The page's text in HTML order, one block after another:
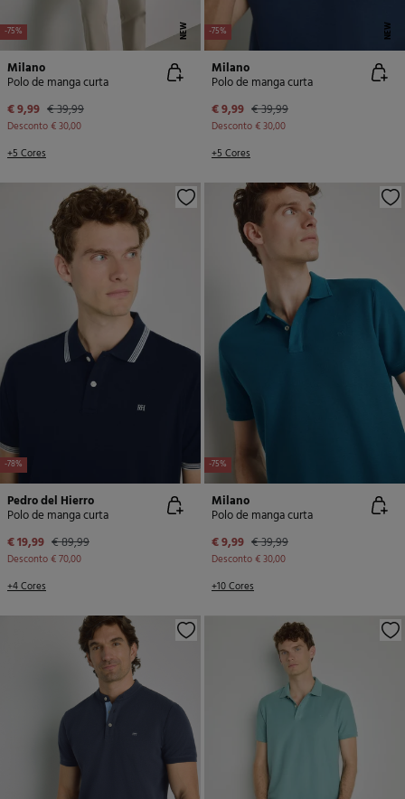
-75% NEW
Milano
Polo de manga curta
€ 9,99 € 39,99
Desconto€ 30,00
+5 Cores
-75% NEW
Milano
Polo de manga curta
€ 9,99 € 39,99
Desconto€ 30,00
+5 Cores
-78%
Pedro del Hierro
Polo de manga curta
€ 19,99 € 89,99
Desconto€ 70,00
+4 Cores
-75%
Milano
Polo de manga curta
€ 9,99 € 39,99
Desconto€ 30,00
+10 Cores